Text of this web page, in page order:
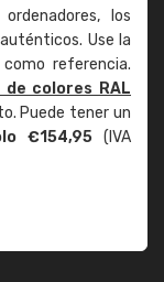
los
Use la
referencia.
colores RAL
Puede tener un
€154,95 (IVA